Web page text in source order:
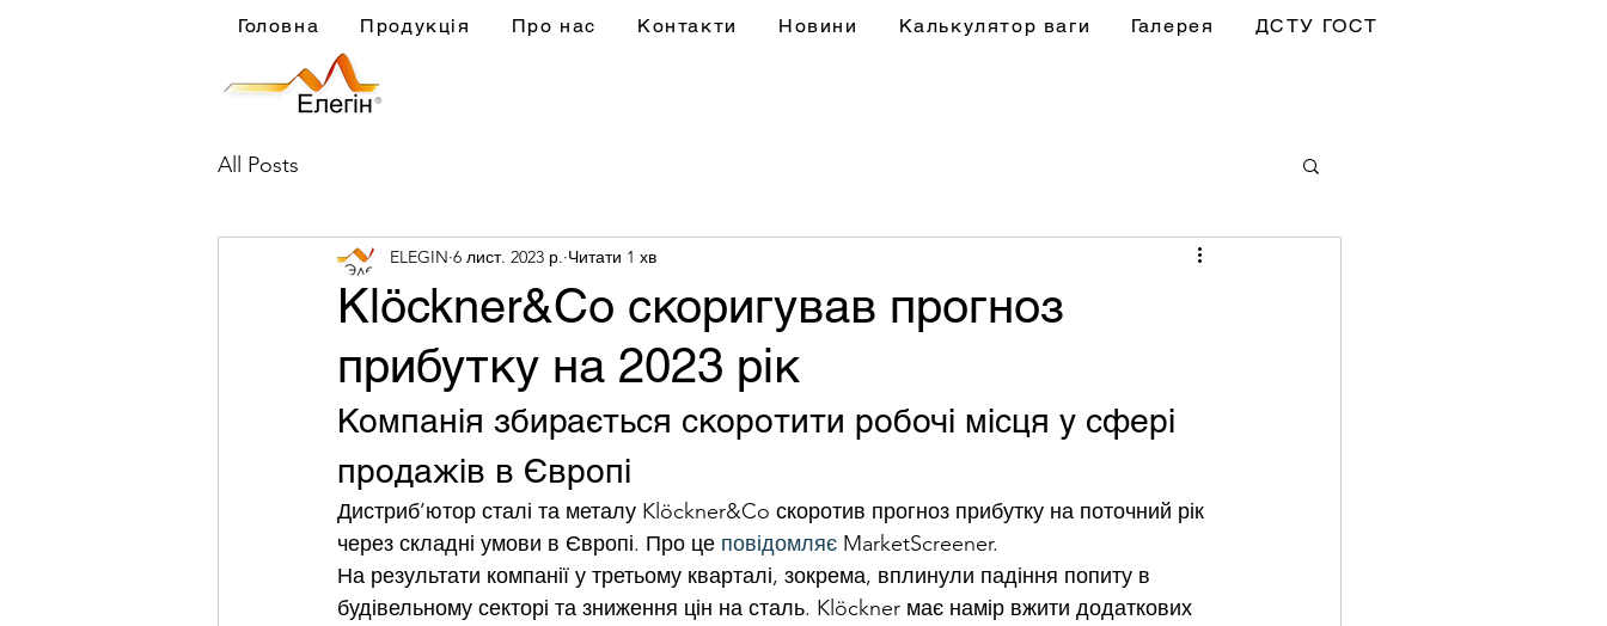
Головна Продукція Про нас Контакти Новини Калькулятор ваги Галерея ДСТУ ГОСТ
All Posts
Klöckner&Co скоригував прогноз
прибутку на 2023 рік
ELEGIN 6 лист. 2023 р. Читати 1 хв
Компанія збирається скоротити робочі місця у сфері
продажів в Європі
Дистриб’ютор сталі та металу Klöckner&Co скоротив прогноз прибутку на поточний рік
через складні умови в Європі. Про це повідомляє MarketScreener.
На результати компанії у третьому кварталі, зокрема, вплинули падіння попиту в
будівельному секторі та зниження цін на сталь. Klöckner має намір вжити додаткових